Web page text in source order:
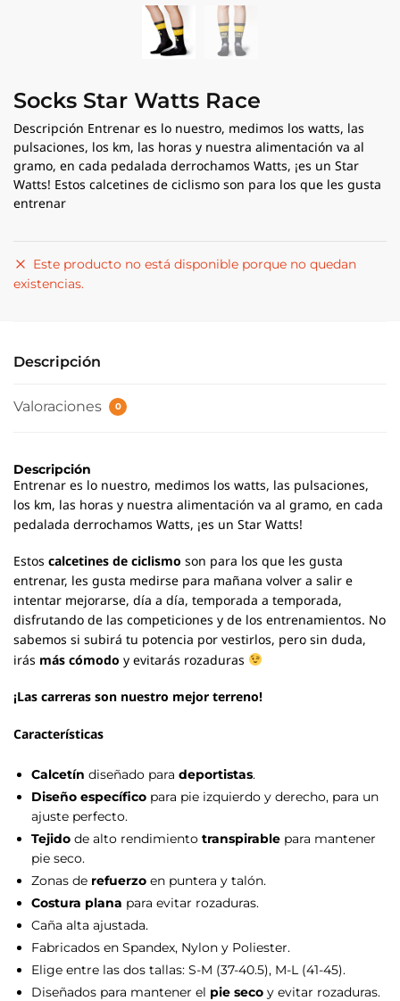
Socks Star Watts Race
Descripción Entrenar es lo nuestro, medimos los watts, las
pulsaciones, los km, las horas y nuestra alimentación va al
gramo, en cada pedalada derrochamos Watts, ¡es un Star
Watts! Estos calcetines de ciclismo son para los que les gusta
entrenar
Este producto no está disponible porque no quedan
existencias.
Descripción
Valoraciones 0
Descripción
Entrenar es lo nuestro, medimos los watts, las pulsaciones,
los km, las horas y nuestra alimentación va al gramo, en cada
pedalada derrochamos Watts, ¡es un Star Watts!
Estoscalcetines de ciclismoson para los que les gusta
entrenar, les gusta medirse para mañana volver a salir e
intentar mejorarse, día a día, temporada a temporada,
disfrutando de las competiciones y de los entrenamientos. No
sabemos si subirá tu potencia por vestirlos, pero sin duda,
irás más cómodoy evitarás rozaduras
¡Las carreras son nuestro mejor terreno!
Características
Calcetín diseñado para deportistas.
Diseño específico para pie izquierdo y derecho, para un
ajuste perfecto.
Tejido de alto rendimiento transpirable para mantener
pie seco.
Zonas de refuerzo en puntera y talón.
Costura plana para evitar rozaduras.
Caña alta ajustada.
Fabricados en Spandex, Nylon y Poliester.
Elige entre las dos tallas: S-M (37-40.5), M-L (41-45).
Diseñados para mantener el pie seco y evitar rozaduras.